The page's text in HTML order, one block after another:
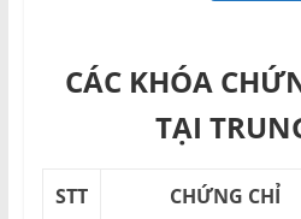
CÁC KHÓA
TẠI
STT CHỨNG CHỈ